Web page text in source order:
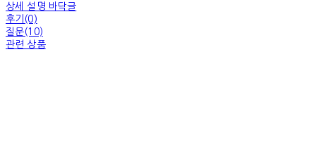
상세 설명 바닥글
후기(0)
질문(10)
관련 상품